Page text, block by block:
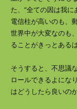
た、“全ての因は我に
電信柱が高いのも、
世界中が大変なのも
ることがきっとある
そうすると、不思議
ロールできるよにな
はどうしたら良いの